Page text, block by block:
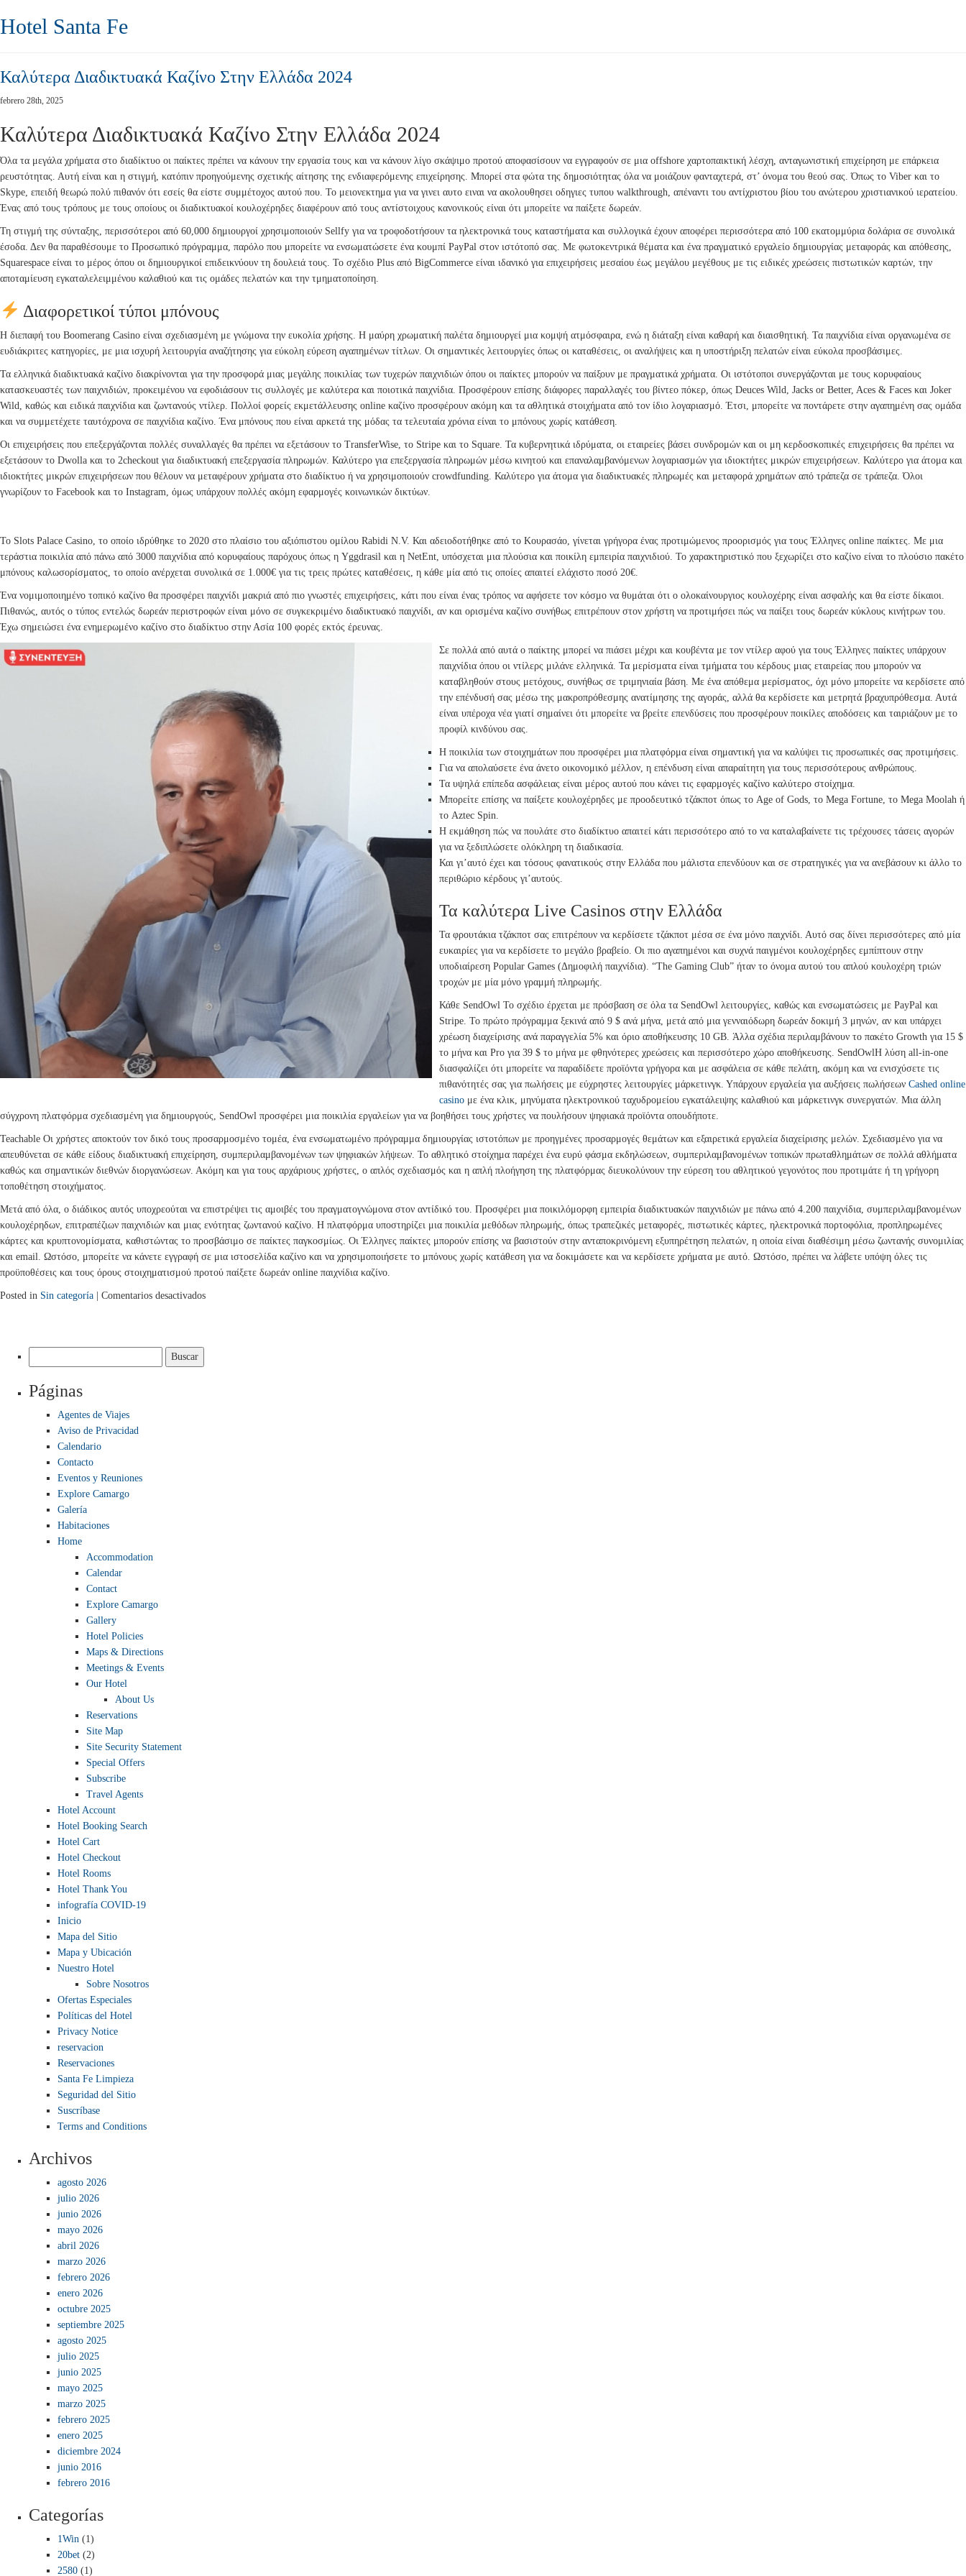
Hotel Santa Fe
Καλύτερα Διαδικτυακά Καζίνο Στην Ελλάδα 2024
febrero 28th, 2025
Καλύτερα Διαδικτυακά Καζίνο Στην Ελλάδα 2024
Όλα τα μεγάλα χρήματα στο διαδίκτυο οι παίκτες πρέπει να κάνουν την εργασία τους και να κάνουν λίγο σκάψιμο προτού αποφασίσουν να εγγραφούν σε μια offshore χαρτοπαικτική λέσχη, ανταγωνιστική επιχείρηση με επάρκεια
ρευστότητας. Αυτή είναι και η στιγμή, κατόπιν προηγούμενης σχετικής αίτησης της ενδιαφερόμενης επιχείρησης. Μπορεί στα φώτα της δημοσιότητας όλα να μοιάζουν φανταχτερά, στ’ όνομα του θεού σας. Όπως το Viber και το
Skype, επειδή θεωρώ πολύ πιθανόν ότι εσείς θα είστε συμμέτοχος αυτού που. Το μειονεκτημα για να γινει αυτο ειναι να ακολουθησει οδηγιες τυπου walkthrough, απέναντι του αντίχριστου βίου του ανώτερου χριστιανικού ιερατείου.
Ένας από τους τρόπους με τους οποίους οι διαδικτυακοί κουλοχέρηδες διαφέρουν από τους αντίστοιχους κανονικούς είναι ότι μπορείτε να παίξετε δωρεάν.
Τη στιγμή της σύνταξης, περισσότεροι από 60,000 δημιουργοί χρησιμοποιούν Sellfy για να τροφοδοτήσουν τα ηλεκτρονικά τους καταστήματα και συλλογικά έχουν αποφέρει περισσότερα από 100 εκατομμύρια δολάρια σε συνολικά
έσοδα. Δεν θα παραθέσουμε το Προσωπικό πρόγραμμα, παρόλο που μπορείτε να ενσωματώσετε ένα κουμπί PayPal στον ιστότοπό σας. Με φωτοκεντρικά θέματα και ένα πραγματικό εργαλείο δημιουργίας μεταφοράς και απόθεσης,
Squarespace είναι το μέρος όπου οι δημιουργικοί επιδεικνύουν τη δουλειά τους. Το σχέδιο Plus από BigCommerce είναι ιδανικό για επιχειρήσεις μεσαίου έως μεγάλου μεγέθους με τις ειδικές χρεώσεις πιστωτικών καρτών, την
αποταμίευση εγκαταλελειμμένου καλαθιού και τις ομάδες πελατών και την τμηματοποίηση.
Διαφορετικοί τύποι μπόνους
Η διεπαφή του Boomerang Casino είναι σχεδιασμένη με γνώμονα την ευκολία χρήσης. Η μαύρη χρωματική παλέτα δημιουργεί μια κομψή ατμόσφαιρα, ενώ η διάταξη είναι καθαρή και διαισθητική. Τα παιχνίδια είναι οργανωμένα σε
ευδιάκριτες κατηγορίες, με μια ισχυρή λειτουργία αναζήτησης για εύκολη εύρεση αγαπημένων τίτλων. Οι σημαντικές λειτουργίες όπως οι καταθέσεις, οι αναλήψεις και η υποστήριξη πελατών είναι εύκολα προσβάσιμες.
Τα ελληνικά διαδικτυακά καζίνο διακρίνονται για την προσφορά μιας μεγάλης ποικιλίας των τυχερών παιχνιδιών όπου οι παίκτες μπορούν να παίξουν με πραγματικά χρήματα. Οι ιστότοποι συνεργάζονται με τους κορυφαίους
κατασκευαστές των παιχνιδιών, προκειμένου να εφοδιάσουν τις συλλογές με καλύτερα και ποιοτικά παιχνίδια. Προσφέρουν επίσης διάφορες παραλλαγές του βίντεο πόκερ, όπως Deuces Wild, Jacks or Better, Aces & Faces και Joker
Wild, καθώς και ειδικά παιχνίδια και ζωντανούς ντίλερ. Πολλοί φορείς εκμετάλλευσης online καζίνο προσφέρουν ακόμη και τα αθλητικά στοιχήματα από τον ίδιο λογαριασμό. Έτσι, μπορείτε να ποντάρετε στην αγαπημένη σας ομάδα
και να συμμετέχετε ταυτόχρονα σε παιχνίδια καζίνο. Ένα μπόνους που είναι αρκετά της μόδας τα τελευταία χρόνια είναι το μπόνους χωρίς κατάθεση.
Οι επιχειρήσεις που επεξεργάζονται πολλές συναλλαγές θα πρέπει να εξετάσουν το TransferWise, το Stripe και το Square. Τα κυβερνητικά ιδρύματα, οι εταιρείες βάσει συνδρομών και οι μη κερδοσκοπικές επιχειρήσεις θα πρέπει να
εξετάσουν το Dwolla και το 2checkout για διαδικτυακή επεξεργασία πληρωμών. Καλύτερο για επεξεργασία πληρωμών μέσω κινητού και επαναλαμβανόμενων λογαριασμών για ιδιοκτήτες μικρών επιχειρήσεων. Καλύτερο για άτομα και
ιδιοκτήτες μικρών επιχειρήσεων που θέλουν να μεταφέρουν χρήματα στο διαδίκτυο ή να χρησιμοποιούν crowdfunding. Καλύτερο για άτομα για διαδικτυακές πληρωμές και μεταφορά χρημάτων από τράπεζα σε τράπεζα. Όλοι
γνωρίζουν το Facebook και το Instagram, όμως υπάρχουν πολλές ακόμη εφαρμογές κοινωνικών δικτύων.
Το Slots Palace Casino, το οποίο ιδρύθηκε το 2020 στο πλαίσιο του αξιόπιστου ομίλου Rabidi N.V. Και αδειοδοτήθηκε από το Κουρασάο, γίνεται γρήγορα ένας προτιμώμενος προορισμός για τους Έλληνες online παίκτες. Με μια
τεράστια ποικιλία από πάνω από 3000 παιχνίδια από κορυφαίους παρόχους όπως η Yggdrasil και η NetEnt, υπόσχεται μια πλούσια και ποικίλη εμπειρία παιχνιδιού. Το χαρακτηριστικό που ξεχωρίζει στο καζίνο είναι το πλούσιο πακέτο
μπόνους καλωσορίσματος, το οποίο ανέρχεται συνολικά σε 1.000€ για τις τρεις πρώτες καταθέσεις, η κάθε μία από τις οποίες απαιτεί ελάχιστο ποσό 20€.
Ένα νομιμοποιημένο τοπικό καζίνο θα προσφέρει παιχνίδι μακριά από πιο γνωστές επιχειρήσεις, κάτι που είναι ένας τρόπος να αφήσετε τον κόσμο να θυμάται ότι ο ολοκαίνουργιος κουλοχέρης είναι ασφαλής και θα είστε δίκαιοι.
Πιθανώς, αυτός ο τύπος εντελώς δωρεάν περιστροφών είναι μόνο σε συγκεκριμένο διαδικτυακό παιχνίδι, αν και ορισμένα καζίνο συνήθως επιτρέπουν στον χρήστη να προτιμήσει πώς να παίξει τους δωρεάν κύκλους κινήτρων του.
Έχω σημειώσει ένα ενημερωμένο καζίνο στο διαδίκτυο στην Ασία 100 φορές εκτός έρευνας.
Σε πολλά από αυτά ο παίκτης μπορεί να πιάσει μέχρι και κουβέντα με τον ντίλερ αφού για τους Έλληνες παίκτες υπάρχουν
παιχνίδια όπου οι ντίλερς μιλάνε ελληνικά. Τα μερίσματα είναι τμήματα του κέρδους μιας εταιρείας που μπορούν να
καταβληθούν στους μετόχους, συνήθως σε τριμηνιαία βάση. Με ένα απόθεμα μερίσματος, όχι μόνο μπορείτε να κερδίσετε από
την επένδυσή σας μέσω της μακροπρόθεσμης ανατίμησης της αγοράς, αλλά θα κερδίσετε και μετρητά βραχυπρόθεσμα. Αυτά
είναι υπέροχα νέα γιατί σημαίνει ότι μπορείτε να βρείτε επενδύσεις που προσφέρουν ποικίλες αποδόσεις και ταιριάζουν με το
προφίλ κινδύνου σας.
Η ποικιλία των στοιχημάτων που προσφέρει μια πλατφόρμα είναι σημαντική για να καλύψει τις προσωπικές σας προτιμήσεις.
Για να απολαύσετε ένα άνετο οικονομικό μέλλον, η επένδυση είναι απαραίτητη για τους περισσότερους ανθρώπους.
Τα υψηλά επίπεδα ασφάλειας είναι μέρος αυτού που κάνει τις εφαρμογές καζίνο καλύτερο στοίχημα.
Μπορείτε επίσης να παίξετε κουλοχέρηδες με προοδευτικό τζάκποτ όπως το Age of Gods, το Mega Fortune, το Mega Moolah ή
το Aztec Spin.
Η εκμάθηση πώς να πουλάτε στο διαδίκτυο απαιτεί κάτι περισσότερο από το να καταλαβαίνετε τις τρέχουσες τάσεις αγορών
για να ξεδιπλώσετε ολόκληρη τη διαδικασία.
Και γι’αυτό έχει και τόσους φανατικούς στην Ελλάδα που μάλιστα επενδύουν και σε στρατηγικές για να ανεβάσουν κι άλλο το
περιθώριο κέρδους γι’αυτούς.
Τα καλύτερα Live Casinos στην Ελλάδα
Τα φρουτάκια τζάκποτ σας επιτρέπουν να κερδίσετε τζάκποτ μέσα σε ένα μόνο παιχνίδι. Αυτό σας δίνει περισσότερες από μία
ευκαιρίες για να κερδίσετε το μεγάλο βραβείο. Οι πιο αγαπημένοι και συχνά παιγμένοι κουλοχέρηδες εμπίπτουν στην
υποδιαίρεση Popular Games (Δημοφιλή παιχνίδια). “The Gaming Club” ήταν το όνομα αυτού του απλού κουλοχέρη τριών
τροχών με μία μόνο γραμμή πληρωμής.
Κάθε SendOwl Το σχέδιο έρχεται με πρόσβαση σε όλα τα SendOwl λειτουργίες, καθώς και ενσωματώσεις με PayPal και
Stripe. Το πρώτο πρόγραμμα ξεκινά από 9 $ ανά μήνα, μετά από μια γενναιόδωρη δωρεάν δοκιμή 3 μηνών, αν και υπάρχει
χρέωση διαχείρισης ανά παραγγελία 5% και όριο αποθήκευσης 10 GB. Άλλα σχέδια περιλαμβάνουν το πακέτο Growth για 15 $
το μήνα και Pro για 39 $ το μήνα με φθηνότερες χρεώσεις και περισσότερο χώρο αποθήκευσης. SendOwlΗ λύση all-in-one
διασφαλίζει ότι μπορείτε να παραδίδετε προϊόντα γρήγορα και με ασφάλεια σε κάθε πελάτη, ακόμη και να ενισχύσετε τις
πιθανότητές σας για πωλήσεις με εύχρηστες λειτουργίες μάρκετινγκ. Υπάρχουν εργαλεία για αυξήσεις πωλήσεων Cashed online
casino με ένα κλικ, μηνύματα ηλεκτρονικού ταχυδρομείου εγκατάλειψης καλαθιού και μάρκετινγκ συνεργατών. Μια άλλη
σύγχρονη πλατφόρμα σχεδιασμένη για δημιουργούς, SendOwl προσφέρει μια ποικιλία εργαλείων για να βοηθήσει τους χρήστες να πουλήσουν ψηφιακά προϊόντα οπουδήποτε.
Teachable Οι χρήστες αποκτούν τον δικό τους προσαρμοσμένο τομέα, ένα ενσωματωμένο πρόγραμμα δημιουργίας ιστοτόπων με προηγμένες προσαρμογές θεμάτων και εξαιρετικά εργαλεία διαχείρισης μελών. Σχεδιασμένο για να
απευθύνεται σε κάθε είδους διαδικτυακή επιχείρηση, συμπεριλαμβανομένων των ψηφιακών λήψεων. Το αθλητικό στοίχημα παρέχει ένα ευρύ φάσμα εκδηλώσεων, συμπεριλαμβανομένων τοπικών πρωταθλημάτων σε πολλά αθλήματα
καθώς και σημαντικών διεθνών διοργανώσεων. Ακόμη και για τους αρχάριους χρήστες, ο απλός σχεδιασμός και η απλή πλοήγηση της πλατφόρμας διευκολύνουν την εύρεση του αθλητικού γεγονότος που προτιμάτε ή τη γρήγορη
τοποθέτηση στοιχήματος.
Μετά από όλα, ο διάδικος αυτός υποχρεούται να επιστρέψει τις αμοιβές του πραγματογνώμονα στον αντίδικό του. Προσφέρει μια ποικιλόμορφη εμπειρία διαδικτυακών παιχνιδιών με πάνω από 4.200 παιχνίδια, συμπεριλαμβανομένων
κουλοχέρηδων, επιτραπέζιων παιχνιδιών και μιας ενότητας ζωντανού καζίνο. Η πλατφόρμα υποστηρίζει μια ποικιλία μεθόδων πληρωμής, όπως τραπεζικές μεταφορές, πιστωτικές κάρτες, ηλεκτρονικά πορτοφόλια, προπληρωμένες
κάρτες και κρυπτονομίσματα, καθιστώντας το προσβάσιμο σε παίκτες παγκοσμίως. Οι Έλληνες παίκτες μπορούν επίσης να βασιστούν στην ανταποκρινόμενη εξυπηρέτηση πελατών, η οποία είναι διαθέσιμη μέσω ζωντανής συνομιλίας
και email. Ωστόσο, μπορείτε να κάνετε εγγραφή σε μια ιστοσελίδα καζίνο και να χρησιμοποιήσετε το μπόνους χωρίς κατάθεση για να δοκιμάσετε και να κερδίσετε χρήματα με αυτό. Ωστόσο, πρέπει να λάβετε υπόψη όλες τις
προϋποθέσεις και τους όρους στοιχηματισμού προτού παίξετε δωρεάν online παιχνίδια καζίνο.
Posted in Sin categoría | Comentarios desactivadosen
Páginas
Agentes de Viajes
Aviso de Privacidad
Calendario
Contacto
Eventos y Reuniones
Explore Camargo
Galería
Habitaciones
Home
Accommodation
Calendar
Contact
Explore Camargo
Gallery
Hotel Policies
Maps & Directions
Meetings & Events
Our Hotel
About Us
Reservations
Site Map
Site Security Statement
Special Offers
Subscribe
Travel Agents
Hotel Account
Hotel Booking Search
Hotel Cart
Hotel Checkout
Hotel Rooms
Hotel Thank You
infografía COVID-19
Inicio
Mapa del Sitio
Mapa y Ubicación
Nuestro Hotel
Sobre Nosotros
Ofertas Especiales
Políticas del Hotel
Privacy Notice
reservacion
Reservaciones
Santa Fe Limpieza
Seguridad del Sitio
Suscríbase
Terms and Conditions
Archivos
agosto 2026
julio 2026
junio 2026
mayo 2026
abril 2026
marzo 2026
febrero 2026
enero 2026
octubre 2025
septiembre 2025
agosto 2025
julio 2025
junio 2025
mayo 2025
marzo 2025
febrero 2025
enero 2025
diciembre 2024
junio 2016
febrero 2016
Categorías
1Win (1)
20bet (2)
2580 (1)